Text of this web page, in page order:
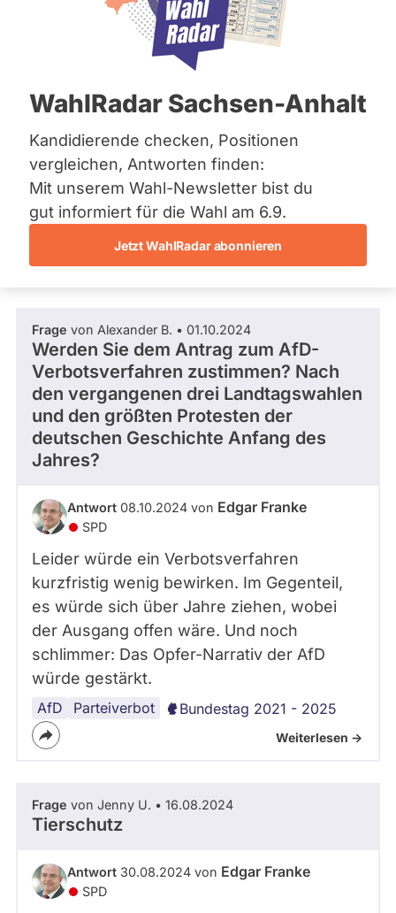
Bremen
Hamburg
Mecklenburg-Vorpommern
Nordrhein-Westfalen
Saarland
Sachsen
Sachsen-Anhalt
Sachsen-Anhalt
Schleswig-Holstein
Thüringen
Archiv
Spenden
WahlRadar Sachsen-Anhalt
Kandidierende checken, Positionen
vergleichen, Antworten finden:
Mit unserem Wahl-Newsletter bist du
gut informiert für die Wahl am 6.9.
Jetzt WahlRadar abonnieren
SPD
Dieser Politiker hat kein aktuelles und kein
zukünftiges Mandat und keine
Direktandidatur auf Landes-, Bundes- oder
Wahlliste werden bei uns nicht erfasst.
Die Fragefunktion ist für diese Person
derzeit nicht aktiv.
Politiker:innen
aktiven
oder
Mandaten
können
über
abgeordnetenwatch
befragt
werden.
Fragen und Antworten
Frage von Alexander B. • 01.10.2024
Werden Sie dem Antrag zum AfD-
Verbotsverfahren zustimmen? Nach
den vergangenen drei Landtagswahlen
und den größten Protesten der
deutschen Geschichte Anfang des
Jahres?
Antwort 08.10.2024 von Edgar Franke
SPD
Leider würde ein Verbotsverfahren
kurzfristig wenig bewirken. Im Gegenteil,
es würde sich über Jahre ziehen, wobei
der Ausgang offen wäre. Und noch
schlimmer: Das Opfer-Narrativ der AfD
würde gestärkt.
AfD Parteiverbot Bundestag 2021 - 2025
Weiterlesen ->
Frage von Jenny U. • 16.08.2024
Tierschutz
Antwort 30.08.2024 von Edgar Franke
SPD